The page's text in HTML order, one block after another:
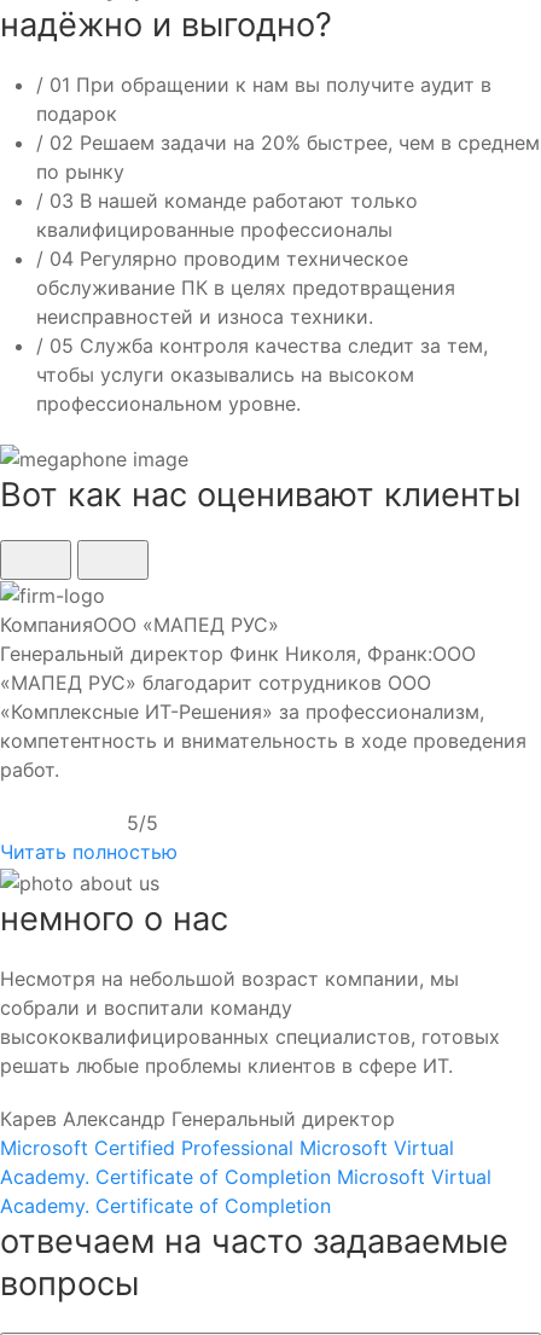
надёжно и выгодно?
/ 01 При обращении к нам вы получите аудит в
подарок
/ 02 Решаем задачи на 20% быстрее, чем в среднем
по рынку
/ 03 В нашей команде работают только
квалифицированные профессионалы
/ 04 Регулярно проводим техническое
обслуживание ПК в целях предотвращения
неисправностей и износа техники.
/ 05 Служба контроля качества следит за тем,
чтобы услуги оказывались на высоком
профессиональном уровне.
Вот как нас оценивают клиенты
КомпанияООО «МАПЕД РУС»
Генеральный директор Финк Николя, Франк:ООО
«МАПЕД РУС» благодарит сотрудников ООО
«Комплексные ИТ-Решения» за профессионализм,
компетентность и внимательность в ходе проведения
работ.
5/5
Читать полностью
немного о нас
Несмотря на небольшой возраст компании, мы
собрали и воспитали команду
высококвалифицированных специалистов, готовых
решать любые проблемы клиентов в сфере ИТ.
Карев Александр Генеральный директор
Microsoft Certified Professional Microsoft Virtual
Academy. Certificate of Completion Microsoft Virtual
Academy. Certificate of Completion
отвечаем на часто задаваемые
вопросы